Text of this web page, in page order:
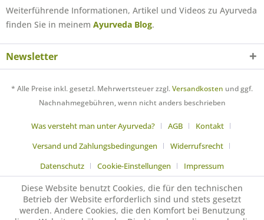
Weiterführende Informationen, Artikel und Videos zu Ayurveda
finden Sie in meinem Ayurveda Blog.
Newsletter
* Alle Preise inkl. gesetzl. Mehrwertsteuer zzgl.Versandkosten und ggf.
Nachnahmegebühren, wenn nicht anders beschrieben
Was versteht man unter Ayurveda? AGB
Kontakt
Versand und Zahlungsbedingungen
Widerrufsrecht
Datenschutz
Cookie-Einstellungen Impressum
Diese Website benutzt Cookies, die für den technischen
Betrieb der Website erforderlich sind und stets gesetzt
werden. Andere Cookies, die den Komfort bei Benutzung